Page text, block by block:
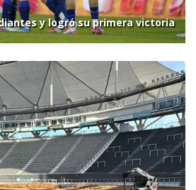
y logró su primera victoria